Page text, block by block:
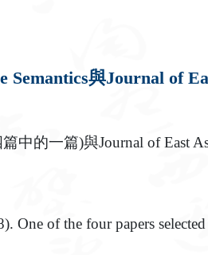
與Journal of
中的一篇)與Journal of East
One of the four papers